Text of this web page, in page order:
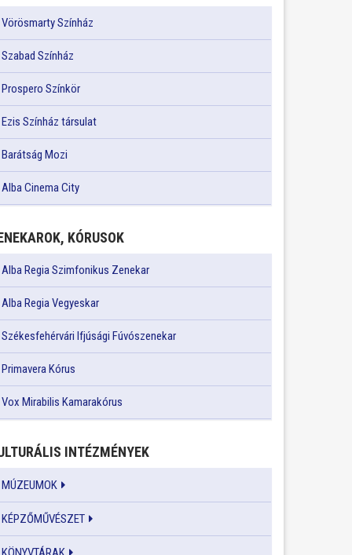
Vörösmarty Színház
Szabad Színház
Prospero Színkör
Ezis Színház társulat
Barátság Mozi
Alba Cinema City
KÓRUSOK
Alba Regia Szimfonikus Zenekar
Alba Regia Vegyeskar
Székesfehérvári Ifjúsági Fúvószenekar
Primavera Kórus
Vox Mirabilis Kamarakórus
INTÉZMÉNYEK
MÚZEUMOK
KÉPZŐMŰVÉSZET